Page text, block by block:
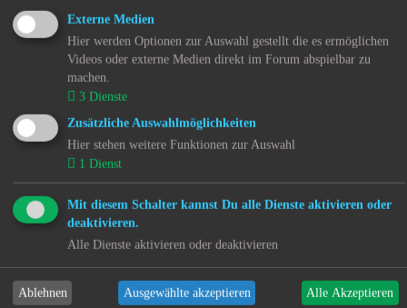
Der Betreiber haftet mit Ausnahme der Verletzung von
Körper und Gesundheit und der Verletzung wesentlicher
Vertragspflichten (Kardinalpflichten) nur für Schäden, die auf
ein vorsätzliches oder grob fahrlässiges Verhalten
zurückzuführen sind. Dies gilt auch für mittelbare
Folgeschäden wie insbesondere entgangenen Gewinn.
Die Haftung ist gegenüber Verbrauchern außer bei
vorsätzlichem oder grob fahrlässigem Verhalten oder bei
Schäden aus der Verletzung von Leben, Körper und
Gesundheit und der Verletzung wesentlicher Vertragspflichten
(Kardinalpflichten) auf die bei Vertragsschluss typischerweise
vorhersehbaren Schäden und im übrigen der Höhe nach auf
die vertragstypischen Durchschnittsschäden begrenzt. Dies
entgangenen Gewinn.
Die Haftung ist gegenüber Unternehmern außer bei der
Verletzung von Leben, Körper und Gesundheit oder
vorsätzlichem oder grob fahrlässigem Verhalten des
Externe Medien
Hier werden Optionen zur Auswahl gestellt die es ermöglichen
Videos oder externe Medien direkt im Forum abspielbar zu
machen.
3 Dienste
Zusätzliche Auswahlmöglichkeiten
Hier stehen weitere Funktionen zur Auswahl
1 Dienst
Mit diesem Schalter kannst Du alle Dienste aktivieren oder
deaktivieren.
Alle Dienste aktivieren oder deaktivieren
Ablehnen Ausgewählte akzeptieren Alle Akzeptieren